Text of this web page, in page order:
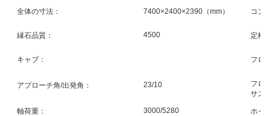
全体の寸法： 7400×2400×2390（mm） コン
縁石品質： 4500 定格
キャブ： フロ
アプローチ角/出発角： 23/10
フロ
サス
軸荷重： 3000/5280 ホイ